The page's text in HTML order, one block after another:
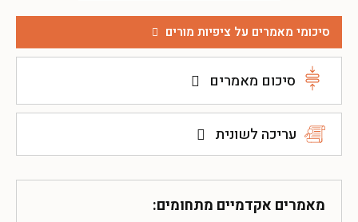
סיכומי מאמרים על ציפיות מורים
סיכום מאמרים
עריכה לשונית
מאמרים אקדמיים מתחומים: